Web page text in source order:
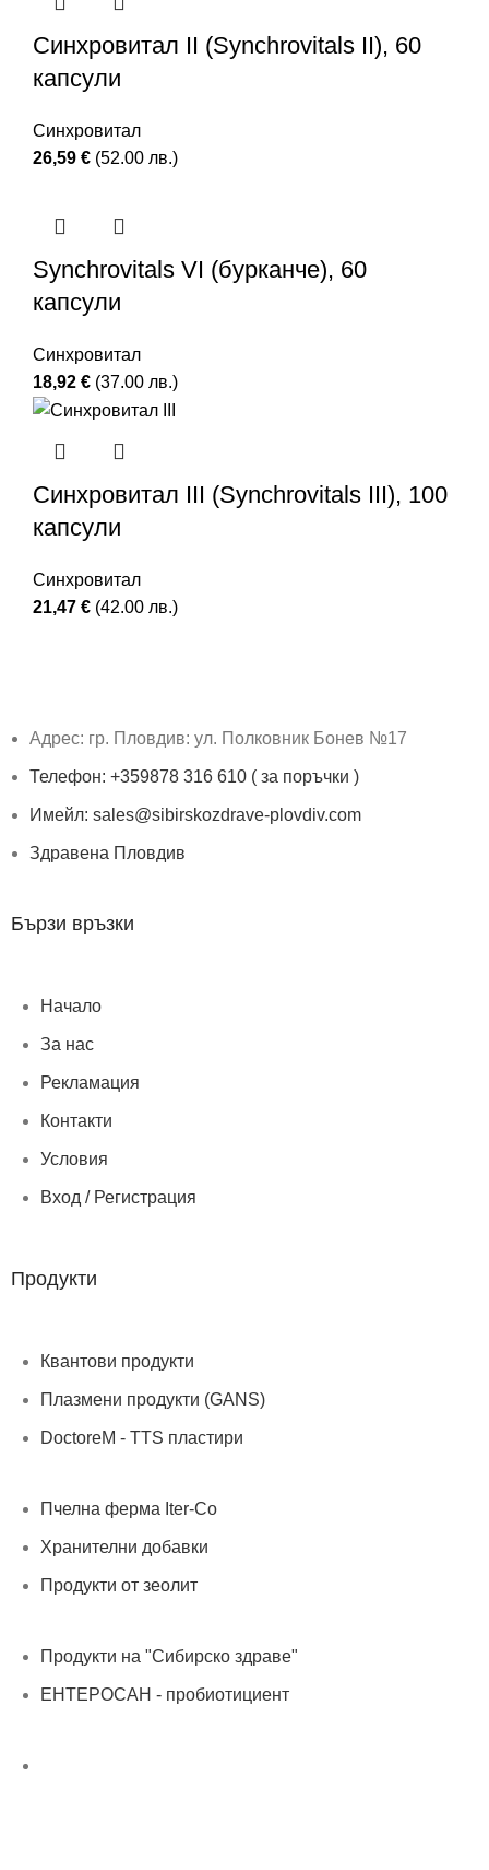
Синхровитал II (Synchrovitals II), 60
капсули
Синхровитал
26,59 € (52.00 лв.)
Synchrovitals VI (бурканче), 60
капсули
Синхровитал
18,92 € (37.00 лв.)
Синхровитал III (Synchrovitals III), 100
капсули
Синхровитал
21,47 € (42.00 лв.)
Адрес: гр. Пловдив: ул. Полковник Бонев №17
Телефон: +359878 316 610 ( за поръчки )
Имейл: sales@sibirskozdrave-plovdiv.com
Здравена Пловдив
Бързи връзки
Начало
За нас
Рекламация
Контакти
Условия
Вход / Регистрация
Продукти
Квантови продукти
Плазмени продукти (GANS)
DoctoreM - TTS пластири
Пчелна ферма Iter-Co
Хранителни добавки
Продукти от зеолит
Продукти на "Сибирско здраве"
ЕНТЕРОСАН - пробиотициент